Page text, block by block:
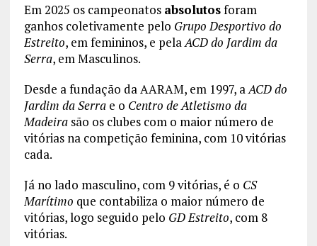
Em 2025 os campeonatos absolutosforam
ganhos coletivamente pelo Grupo Desportivo do
Estreito, em femininos, e pelaACD do Jardim da
Serra, em Masculinos.
Desde a fundação da AARAM, em 1997, aACD do
Jardim da Serrae o Centro de Atletismo da
Madeirasão os clubes com o maior número de
vitórias na competição feminina, com 10 vitórias
cada.
Já no lado masculino, com 9 vitórias, é o CS
Marítimo que contabiliza o maior número de
vitórias, logo seguido pelo GD Estreito, com 8
vitórias.